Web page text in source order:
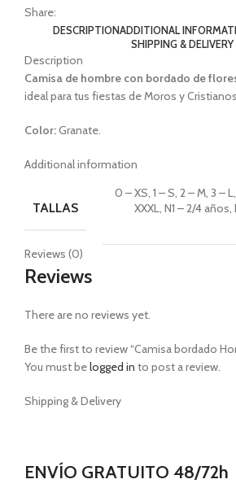
Share:
DESCRIPTIONADDITIONAL
SHIPPING & DELIVERY
Description
Camisa de hombre con bordado de
ideal para tus fiestas de Moros y
Color:Granate.
Additional information
TALLAS
0 – XS, 1 – S, 2 – M, 3 –
XXXL, N1 – 2/4
Reviews (0)
Reviews
There are no reviews yet.
Be the first to review “Camisa bordado
You must belogged in to post a review.
Shipping & Delivery
ENVÍO GRATUITO 48/72h